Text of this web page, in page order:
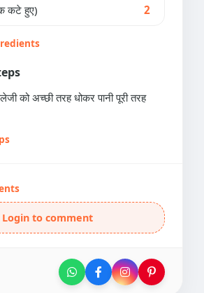
कटे हुए) 2
को अच्छी तरह धोकर पानी पूरी तरह
Login to comment